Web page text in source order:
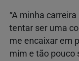
“A minha
tentar ser uma
me encaixar em
mim e tão pouco